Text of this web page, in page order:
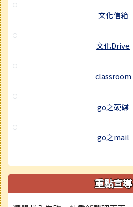
文化信箱
文化Drive
classroom
go之硬碟
go之mail
重點宣導